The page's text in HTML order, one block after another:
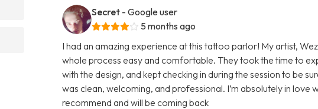
Secret - Google user
5 months ago
I had an amazing experience at this tattoo parlor! My artist,
whole process easy and comfortable. They took the time to
with the design, and kept checking in during the session to be
was clean, welcoming, and professional. I’m absolutely in
recommend and will be coming back